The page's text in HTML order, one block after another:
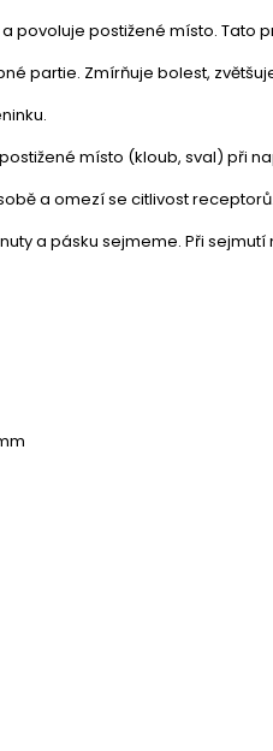
povoluje postižené místo. Tato
partie. Zmírňuje bolest,
místo (kloub, sval) při
a omezí se citlivost
a pásku sejmeme. Při